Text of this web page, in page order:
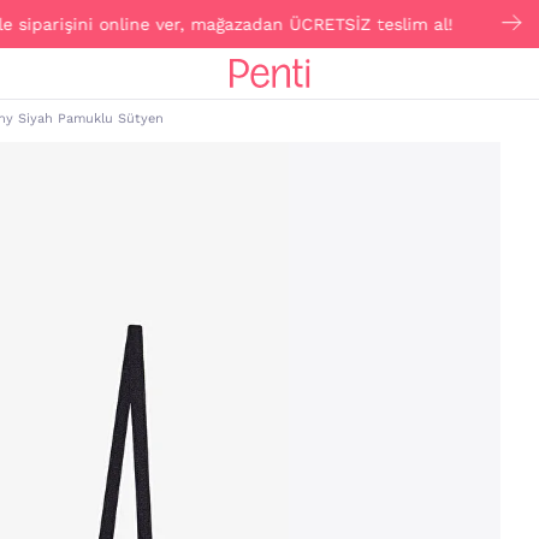
online ver, mağazadan ÜCRETSİZ teslim al!
Siyah Pamuklu Sütyen